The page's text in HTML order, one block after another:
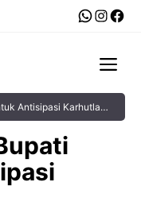
Antisipasi Karhutla